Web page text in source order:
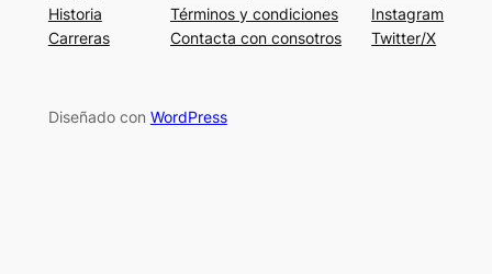
Historia
Carreras
Términos y condiciones
Contacta con consotros
Instagram
Twitter/X
Diseñado con WordPress